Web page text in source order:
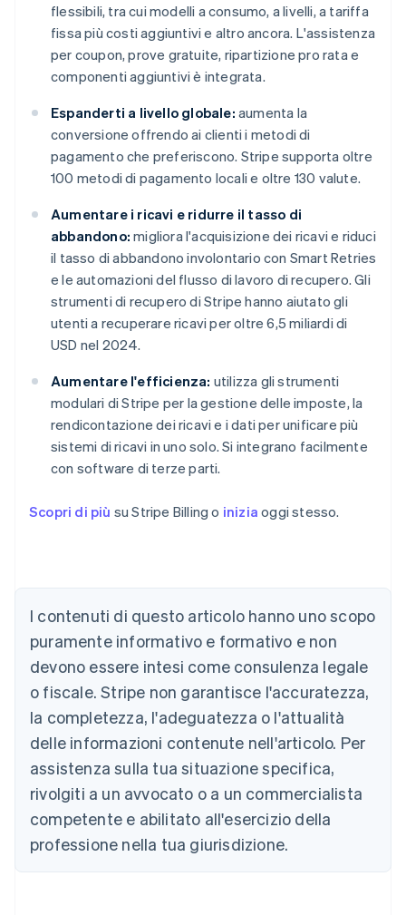
flessibili, tra cui modelli a consumo, a livelli, a tariffa
fissa più costi aggiuntivi e altro ancora. L'assistenza
per coupon, prove gratuite, ripartizione pro rata e
componenti aggiuntivi è integrata.
Espanderti a livello globale: aumenta la
conversione offrendo ai clienti i metodi di
pagamento che preferiscono. Stripe supporta oltre
100 metodi di pagamento locali e oltre 130 valute.
Aumentare i ricavi e ridurre il tasso di
abbandono: migliora l'acquisizione dei ricavi e riduci
il tasso di abbandono involontario con Smart Retries
e le automazioni del flusso di lavoro di recupero. Gli
strumenti di recupero di Stripe hanno aiutato gli
utenti a recuperare ricavi per oltre 6,5 miliardi di
USD nel 2024.
Aumentare l'efficienza: utilizza gli strumenti
modulari di Stripe per la gestione delle imposte, la
rendicontazione dei ricavi e i dati per unificare più
sistemi di ricavi in uno solo. Si integrano facilmente
con software di terze parti.
Scopri di più su Stripe Billing o inizia oggi stesso.
I contenuti di questo articolo hanno uno scopo
puramente informativo e formativo e non
devono essere intesi come consulenza legale
o fiscale. Stripe non garantisce l'accuratezza,
la completezza, l'adeguatezza o l'attualità
delle informazioni contenute nell'articolo. Per
assistenza sulla tua situazione specifica,
rivolgiti a un avvocato o a un commercialista
competente e abilitato all'esercizio della
professione nella tua giurisdizione.
English
Austria
Deutsch English
Belgio
NederlandsFrançaisDeutschEnglish
PortuguêsEnglish
Bulgaria
English
Canada
English Français
Cina continentale
Cipro
English